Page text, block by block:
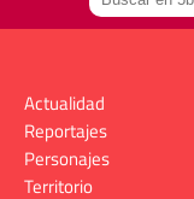
Actualidad
Reportajes
Personajes
Territorio